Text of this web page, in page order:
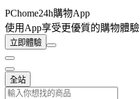
PChome24h購物App
使用App享受更優質的購物體驗
立即體驗
全站